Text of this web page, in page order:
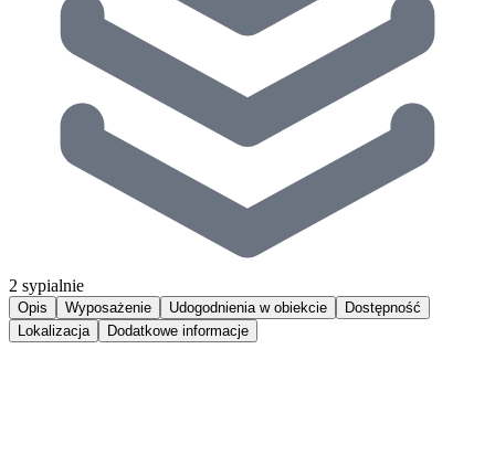
2 sypialnie
Opis Wyposażenie Udogodnienia w obiekcie
Dostępność
Lokalizacja
Dodatkowe informacje